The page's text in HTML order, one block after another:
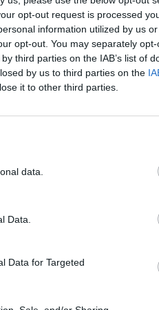
opt-out request is processed
information utilized by us
opt-out. You may separately
third parties on the IAB’s list of
by us to third parties on the
it to other third parties.
data.
Data.
Data for Targeted
για τον Πιερό»
μία από τις
του Παναιτωλικού το
παιχνίδι με την ΑΕΚ
το κυριακάτικο ματς